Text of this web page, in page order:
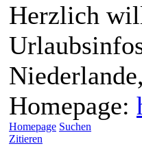
Herzlich
Homepage:
Homepage Suchen
Zitieren